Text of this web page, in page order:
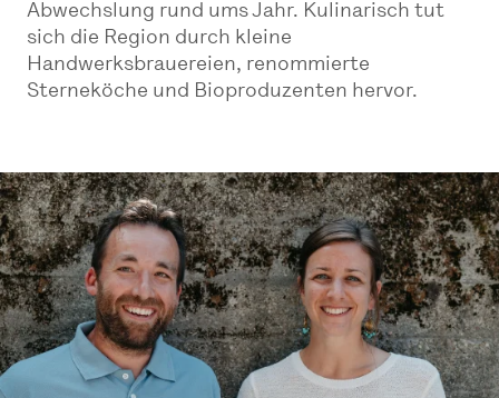
Abwechslung rund ums Jahr. Kulinarisch tut
sich die Region durch kleine
Handwerksbrauereien, renommierte
Sterneköche und Bioproduzenten hervor.